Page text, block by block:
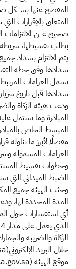
المفصح عنها بشـــكل
المتعلق بالإقرارات التي
صحيح عـــن الالتزامات
بطلب تقسيطها، شريطة
يتم الالتزام بسداد
سدادها وفق خطة
تشمل الغرامات
سدادها قبل تاريخ
ودعت هيئة الزكاة
المبادرة وما تشتمل
المبسط الخاص
مفصلًا لأبرز ما تناوله
الغرامات المشمولة
وخطوات تقسيط
الضبط الميداني التي
وحثت الهيئة جميع
المدة المحددة لها،
موقع الهيئة (zatca.gov.sa​).